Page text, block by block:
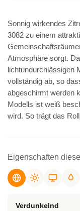
Sonnig wirkendes
3082 zu einem
Atmosphäre sorgt.
lichtundurchlässigen
vollständig ab, so
abgeschirmt werden
Modells ist weiß
wird. So trägt das
Eigenschaften
Verdunkelnd